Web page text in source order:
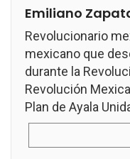
Emiliano
Revolucionario
mexicano que
durante la
Revolución
Plan de Ayala